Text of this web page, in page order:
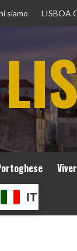
siamo LISBOA
IT